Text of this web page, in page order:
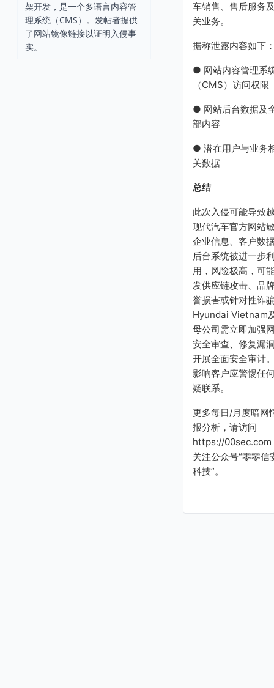
架开发，是一个多语言内容管
理系统（CMS）。发帖者提供
了网站镜像链接以证明入侵事
实。
车销售、售后服务
关业务。
据称泄露内容如下
● 网站内容管理系
（CMS）访问权限
● 网站后台数据及
部内容
● 潜在用户与业务
关数据
总结
此次入侵可能导致
现代汽车官方网站
企业信息、客户数
后台系统被进一步
用，风险极高，可
发供应链攻击、品
誉损害或针对性诈
Hyundai Vietnam
母公司需立即加强
安全审查、修复漏
开展全面安全审计
影响客户应警惕任
疑联系。
更多每日/月度暗网
报分析，请访问
https://00sec.com
关注公众号“零零信
科技”。